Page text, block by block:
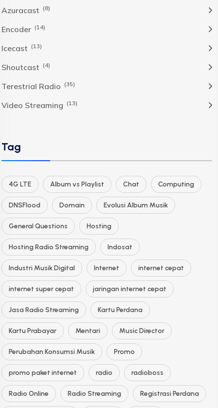
Azuracast (8)
Encoder (14)
Icecast (13)
Shoutcast (4)
Terestrial Radio (35)
Video Streaming (13)
Tag
4G LTE Album vs Playlist Chat Computing
DNSFlood Domain Evolusi Album Musik
General Questions Hosting
Hosting Radio Streaming Indosat
Industri Musik Digital Internet internet cepat
internet super cepat jaringan internet cepat
Jasa Radio Streaming Kartu Perdana
Kartu Prabayar Mentari Music Director
Perubahan Konsumsi Musik Promo
promo paket internet radio radioboss
Radio Online Radio Streaming Registrasi Perdana